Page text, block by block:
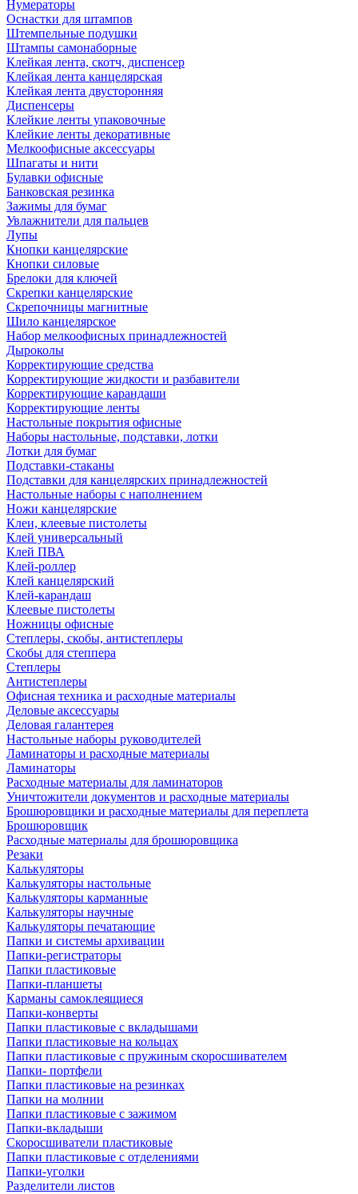
Нумераторы
Оснастки для штампов
Штемпельные подушки
Штампы самонаборные
Клейкая лента, скотч, диспенсер
Клейкая лента канцелярская
Клейкая лента двусторонняя
Диспенсеры
Клейкие ленты упаковочные
Клейкие ленты декоративные
Мелкоофисные аксессуары
Шпагаты и нити
Булавки офисные
Банковская резинка
Зажимы для бумаг
Увлажнители для пальцев
Лупы
Кнопки канцелярские
Кнопки силовые
Брелоки для ключей
Скрепки канцелярские
Скрепочницы магнитные
Шило канцелярское
Набор мелкоофисных принадлежностей
Дыроколы
Корректирующие средства
Корректирующие жидкости и разбавители
Корректирующие карандаши
Корректирующие ленты
Настольные покрытия офисные
Наборы настольные, подставки, лотки
Лотки для бумаг
Подставки-стаканы
Подставки для канцелярских принадлежностей
Настольные наборы с наполнением
Ножи канцелярские
Клеи, клеевые пистолеты
Клей универсальный
Клей ПВА
Клей-роллер
Клей канцелярский
Клей-карандаш
Клеевые пистолеты
Ножницы офисные
Степлеры, скобы, антистеплеры
Скобы для степпера
Степлеры
Антистеплеры
Офисная техника и расходные материалы
Деловые аксессуары
Деловая галантерея
Настольные наборы руководителей
Ламинаторы и расходные материалы
Ламинаторы
Расходные материалы для ламинаторов
Уничтожители документов и расходные материалы
Брошюровщики и расходные материалы для переплета
Брошюровщик
Расходные материалы для брошюровщика
Резаки
Калькуляторы
Калькуляторы настольные
Калькуляторы карманные
Калькуляторы научные
Калькуляторы печатающие
Папки и системы архивации
Папки-регистраторы
Папки пластиковые
Папки-планшеты
Карманы самоклеящиеся
Папки-конверты
Папки пластиковые с вкладышами
Папки пластиковые на кольцах
Папки пластиковые с пружиным скоросшивателем
Папки- портфели
Папки пластиковые на резинках
Папки на молнии
Папки пластиковые с зажимом
Папки-вкладыши
Скоросшиватели пластиковые
Папки пластиковые с отделениями
Папки-уголки
Разделители листов